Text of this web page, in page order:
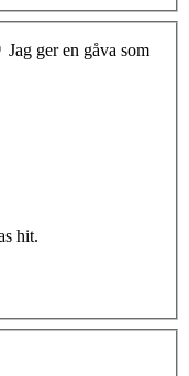
Jag ger en gåva som
hit.